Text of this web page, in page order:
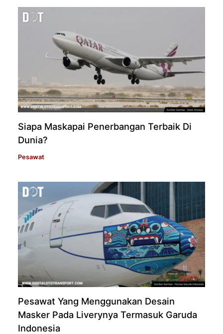
Siapa Maskapai Penerbangan Terbaik Di
Dunia?
Pesawat
Pesawat Yang Menggunakan Desain
Masker Pada Liverynya Termasuk Garuda
Indonesia